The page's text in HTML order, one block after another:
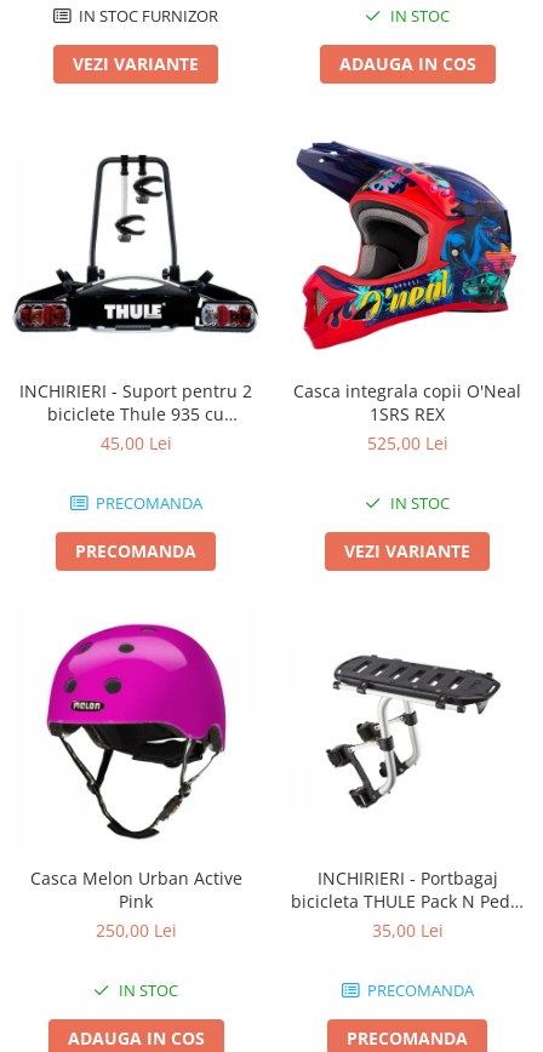
IN STOC FURNIZOR
VEZI VARIANTE
IN STOC
ADAUGA IN COS
INCHIRIERI - Suport pentru 2
biciclete Thule 935 cu
prindere pe carligul de
45,00 Lei
PRECOMANDA
PRECOMANDA
Casca integrala copii O'Neal
1SRS REX
525,00 Lei
IN STOC
VEZI VARIANTE
Casca Melon Urban Active
Pink
250,00 Lei
IN STOC
ADAUGA IN COS
INCHIRIERI - Portbagaj
bicicleta THULE Pack N Pedal
tour rack
35,00 Lei
PRECOMANDA
PRECOMANDA